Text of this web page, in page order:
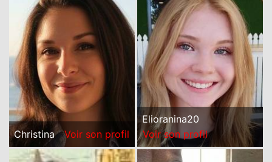
Christina Voir son profil
Elioranina20
Voir son profil